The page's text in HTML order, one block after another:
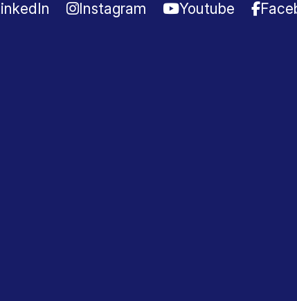
Instagram Youtube